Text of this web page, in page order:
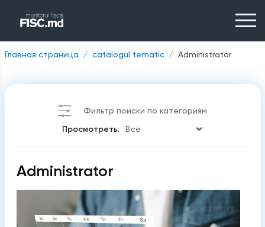
Главная страница catalogul tematic Administrator
Фильтр поиски по категориям
Просмотреть:
Administrator